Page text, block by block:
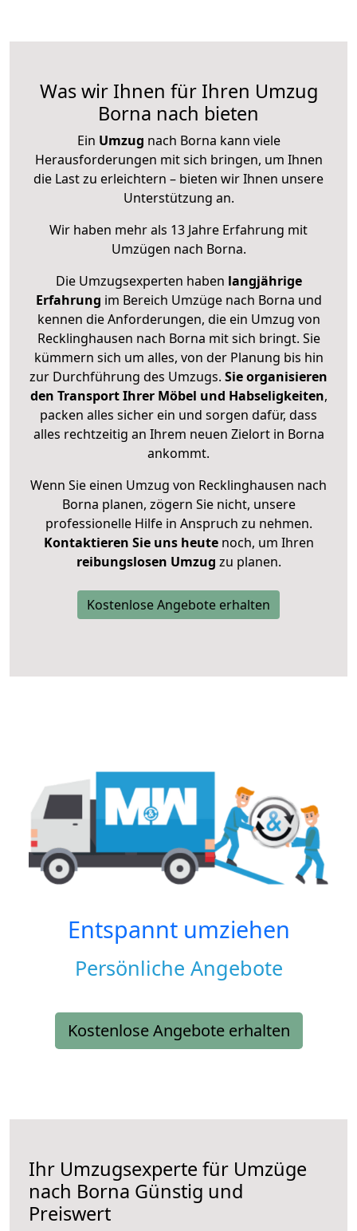
Was wir Ihnen für Ihren Umzug
Borna nach bieten
Ein Umzug nach Borna kann viele
Herausforderungen mit sich bringen, um Ihnen
die Last zu erleichtern – bieten wir Ihnen unsere
Unterstützung an.
Wir haben mehr als 13 Jahre Erfahrung mit
Umzügen nach Borna.
Die Umzugsexperten haben langjährige
Erfahrung im Bereich Umzüge nach Borna und
kennen die Anforderungen, die ein Umzug von
Recklinghausen nach Borna mit sich bringt. Sie
kümmern sich um alles, von der Planung bis hin
zur Durchführung des Umzugs. Sie organisieren
den Transport Ihrer Möbel und Habseligkeiten,
packen alles sicher ein und sorgen dafür, dass
alles rechtzeitig an Ihrem neuen Zielort in Borna
ankommt.
Wenn Sie einen Umzug von Recklinghausen nach
Borna planen, zögern Sie nicht, unsere
professionelle Hilfe in Anspruch zu nehmen.
Kontaktieren Sie uns heutenoch, um Ihren
reibungslosen Umzug zu planen.
Kostenlose Angebote erhalten
Entspannt umziehen
Persönliche Angebote
Kostenlose Angebote erhalten
Ihr Umzugsexperte für Umzüge
nach Borna Günstig und
Preiswert